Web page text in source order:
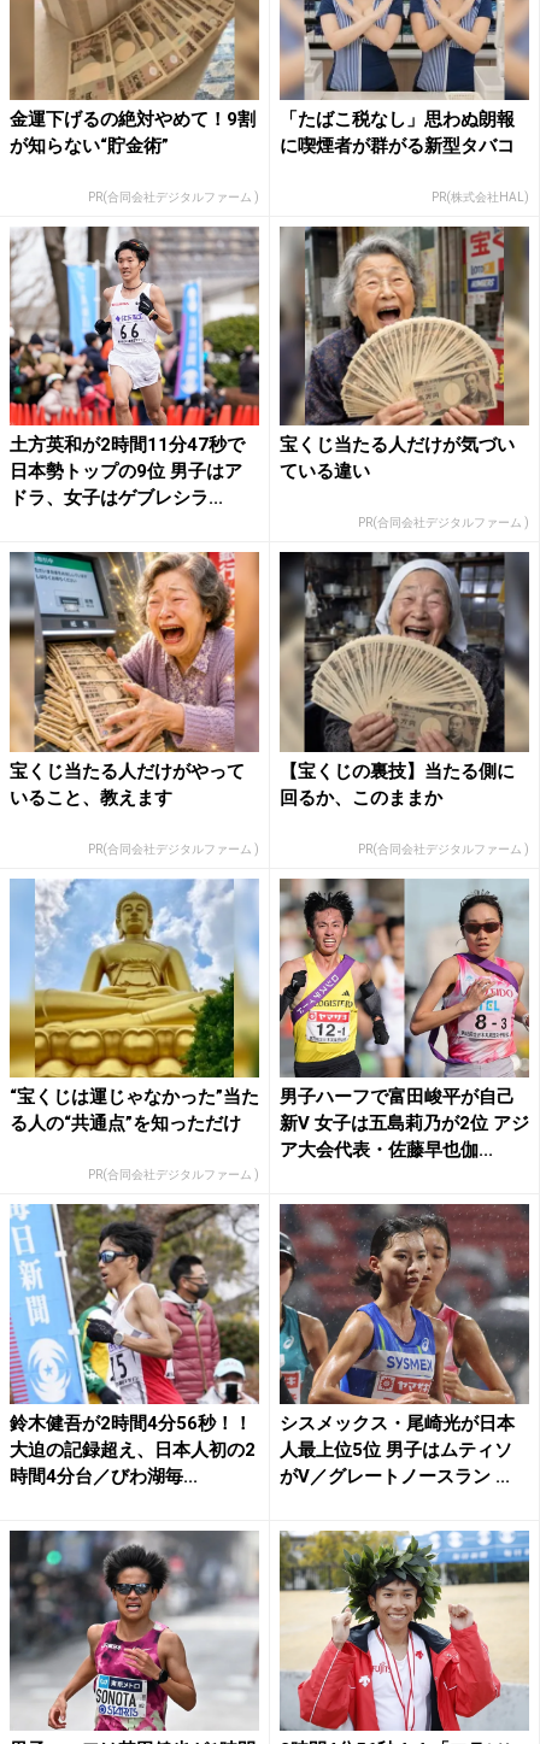
金運下げるの絶対やめて！9割
が知らない“貯金術”
PR(合同会社デジタルファーム )
「たばこ税なし」思わぬ朗報
に喫煙者が群がる新型タバコ
PR(株式会社HAL)
土方英和が2時間11分47秒で
日本勢トップの9位 男子はア
ドラ、女子はゲブレシラ...
宝くじ当たる人だけが気づい
ている違い
PR(合同会社デジタルファーム )
宝くじ当たる人だけがやって
いること、教えます
PR(合同会社デジタルファーム )
【宝くじの裏技】当たる側に
回るか、このままか
PR(合同会社デジタルファーム )
“宝くじは運じゃなかった”当た
る人の“共通点”を知っただけ
PR(合同会社デジタルファーム )
男子ハーフで富田峻平が自己
新V 女子は五島莉乃が2位 アジ
ア大会代表・佐藤早也伽...
鈴木健吾が2時間4分56秒！！
大迫の記録超え、日本人初の2
時間4分台／びわ湖毎...
シスメックス・尾崎光が日本
人最上位5位 男子はムティソ
がV／グレートノースラン ...